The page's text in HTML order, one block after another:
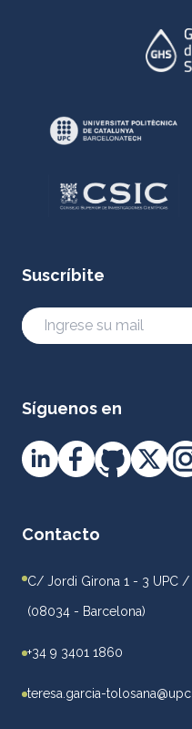
Suscríbite
Síguenos en
Contacto
C/ Jordi Girona 1 - 3 UPC
(08034 - Barcelona)
+34 9 3401 1860
teresa.garcia-